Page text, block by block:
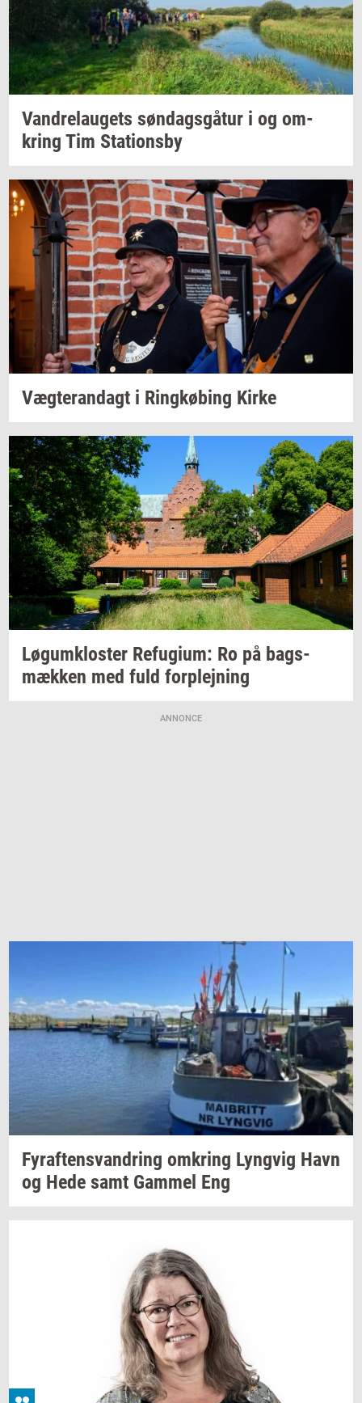
Van­d­re­lau­gets søn­dags­gå­tur i og om­
kring Tim Sta­tions­by
Væg­te­ran­dagt i Ring­kø­bing Kirke
Løgum­klo­ster Re­fu­gi­um: Ro på bags­
mæk­ken med fuld for­plej­ning
ANNONCE
Fyraf­tensvan­dring om­kring Lyng­vig Havn
og Hede samt Gam­mel Eng